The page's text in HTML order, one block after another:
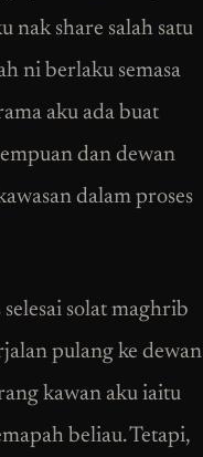
nak share salah satu
ni berlaku semasa
aku ada buat
dan dewan
dalam proses
solat maghrib
pulang ke dewan
kawan aku iaitu
beliau. Tetapi,